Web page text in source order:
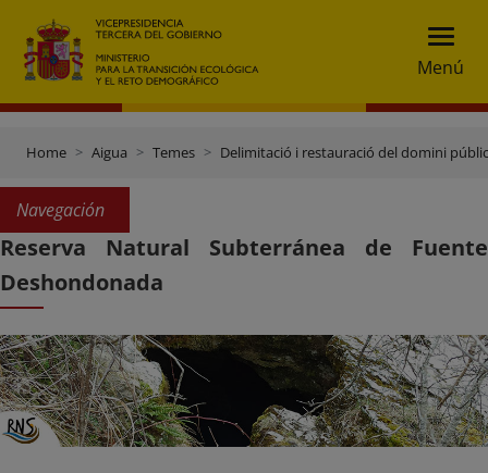
Menú
Home Aigua Temes Delimitació i restauració del domini
Navegación
Reserva Natural Subterránea de Fuente
Deshondonada